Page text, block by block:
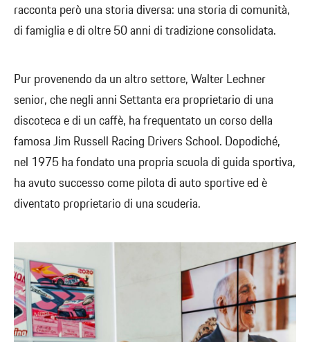
racconta però una storia diversa: una storia di comunità,
di famiglia e di oltre 50 anni di tradizione consolidata.
Pur provenendo da un altro settore, Walter Lechner
senior, che negli anni Settanta era proprietario di una
discoteca e di un caffè, ha frequentato un corso della
famosa Jim Russell Racing Drivers School. Dopodiché,
nel 1975 ha fondato una propria scuola di guida sportiva,
ha avuto successo come pilota di auto sportive ed è
diventato proprietario di una scuderia.